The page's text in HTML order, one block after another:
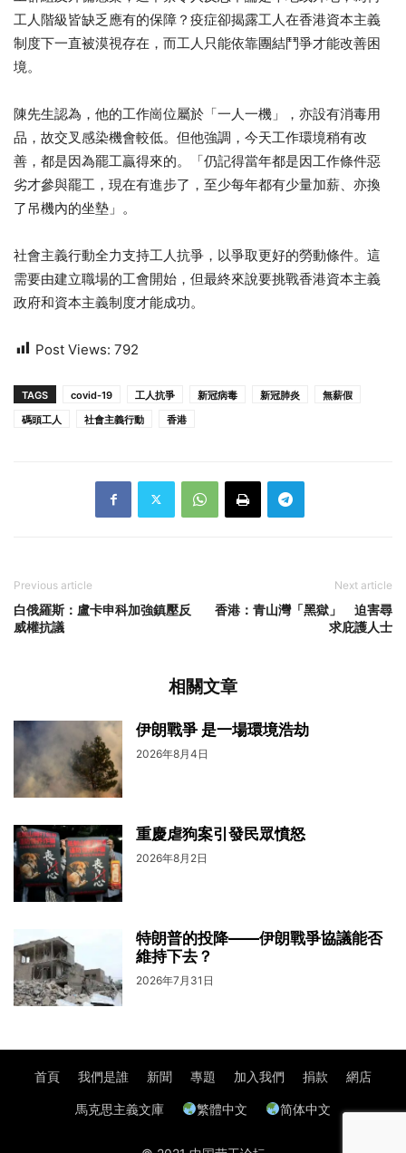
工人階級皆缺乏應有的保障？疫症卻揭露工人在香港資本主義
制度下一直被漠視存在，而工人只能依靠團結鬥爭才能改善困
境。
陳先生認為，他的工作崗位屬於「一人一機」，亦設有消毒用
品，故交叉感染機會較低。但他強調，今天工作環境稍有改
善，都是因為罷工贏得來的。「仍記得當年都是因工作條件惡
劣才參與罷工，現在有進步了，至少每年都有少量加薪、亦換
了吊機內的坐墊」。
社會主義行動全力支持工人抗爭，以爭取更好的勞動條件。這
需要由建立職場的工會開始，但最終來說要挑戰香港資本主義
政府和資本主義制度才能成功。
Post Views: 792
TAGS covid-19 工人抗爭 新冠病毒 新冠肺炎
無薪假
碼頭工人
社會主義行動 香港
Previous article
白俄羅斯：盧卡申科加強鎮壓反
威權抗議
Next article
香港：青山灣「黑獄」 迫害尋
求庇護人士
相關文章
伊朗戰爭 是一場環境浩劫
2026年8月4日
重慶虐狗案引發民眾憤怒
2026年8月2日
特朗普的投降——伊朗戰爭協議能否
維持下去？
2026年7月31日
首頁 我們是誰 新聞 專題 加入我們 捐款 網店
馬克思主義文庫 繁體中文 简体中文